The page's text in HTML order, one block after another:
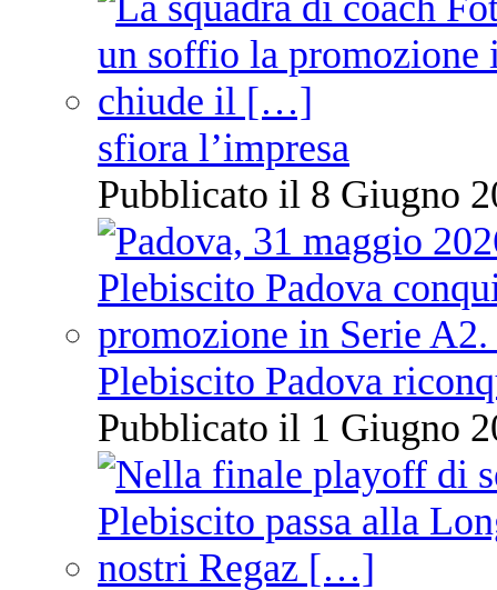
sfiora l’impresa
Pubblicato il 8 Giugno
Plebiscito Padova
Pubblicato il 1 Giugno